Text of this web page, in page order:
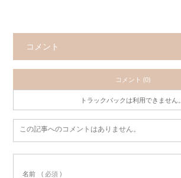
コメント
コメント (0)
トラックバックは利用できません。
この記事へのコメントはありません。
名前 ( 必須 )